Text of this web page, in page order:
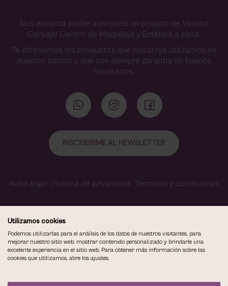
Nos encanta poder acercarte un poquito de Violeta
Carvajal Centro de Maquillaje y Estética a casa.
Te ofrecemos los productos que nosotros utilizamos en
nuestro centro y que son siempre garantía de buenos
resultados.
INSCRIBIRME AL NEWSLETTER
Aviso legal Política de privacidad Términos y condiciones
Política de cookies Contacto Accesibilidad
COPYRIGHT © 2026
Utilizamos cookies
Podemos utilizarlas para el análisis de los datos de nuestros visitantes, para
mejorar nuestro sitio web, mostrar contenido personalizado y brindarle una
excelente experiencia en el sitio web. Para obtener más información sobre las
cookies que utilizamos, abre los ajustes.